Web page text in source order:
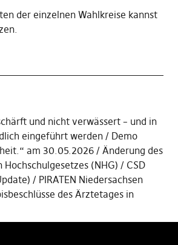
der einzelnen Wahlkreise kannst
.
und nicht verwässert – und in
eingeführt werden
Demo
am 30.05.2026
Änderung des
Hochschulgesetzes (NHG)
CSD
PIRATEN Niedersachsen
des Ärztetages in